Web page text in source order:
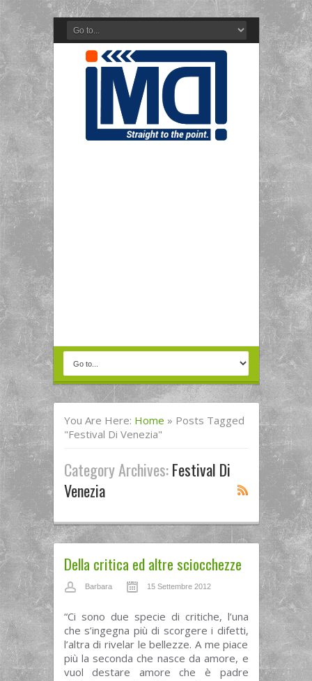
You Are Here: Home » Posts Tagged
"festival Di Venezia"
Category Archives:Festival Di
Venezia
Della critica ed altre sciocchezze
Barbara 15 Settembre 2012
“Ci sono due specie di critiche, l’una
che s’ingegna più di scorgere i difetti,
l’altra di rivelar le bellezze. A me piace
più la seconda che nasce da amore, e
vuol destare amore che è padre